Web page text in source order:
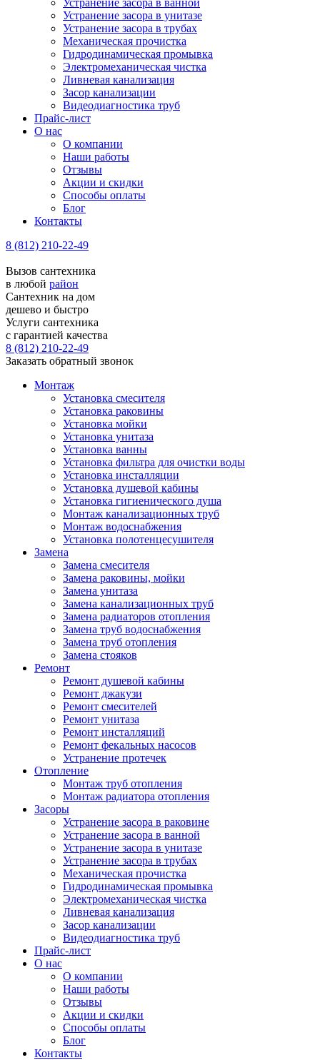
Устранение засора в ванной
Устранение засора в унитазе
Устранение засора в трубах
Механическая прочистка
Гидродинамическая промывка
Электромеханическая чистка
Ливневая канализация
Засор канализации
Видеодиагностика труб
Прайс-лист
О нас
О компании
Наши работы
Отзывы
Акции и скидки
Способы оплаты
Блог
Контакты
8 (812) 210-22-49
Вызов сантехника
в любой район
Сантехник на дом
дешево и быстро
Услуги сантехника
с гарантией качества
8 (812) 210-22-49
Заказать обратный звонок
Монтаж
Установка смесителя
Установка раковины
Установка мойки
Установка унитаза
Установка ванны
Установка фильтра для очистки воды
Установка инсталляции
Установка душевой кабины
Установка гигиенического душа
Монтаж канализационных труб
Монтаж водоснабжения
Установка полотенцесушителя
Замена
Замена смесителя
Замена раковины, мойки
Замена унитаза
Замена канализационных труб
Замена радиаторов отопления
Замена труб водоснабжения
Замена труб отопления
Замена стояков
Ремонт
Ремонт душевой кабины
Ремонт джакузи
Ремонт смесителей
Ремонт унитаза
Ремонт инсталляций
Ремонт фекальных насосов
Устранение протечек
Отопление
Монтаж труб отопления
Монтаж радиатора отопления
Засоры
Устранение засора в раковине
Устранение засора в ванной
Устранение засора в унитазе
Устранение засора в трубах
Механическая прочистка
Гидродинамическая промывка
Электромеханическая чистка
Ливневая канализация
Засор канализации
Видеодиагностика труб
Прайс-лист
О нас
О компании
Наши работы
Отзывы
Акции и скидки
Способы оплаты
Блог
Контакты